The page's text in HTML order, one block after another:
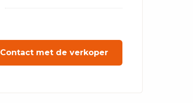
Contact met de verkoper